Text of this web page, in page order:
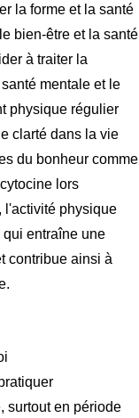
la forme et la santé
bien-être et la santé
à traiter la
mentale et le
physique régulier
clarté dans la vie
du bonheur comme
lors
l'activité physique
entraîne une
contribue ainsi à
surtout en période